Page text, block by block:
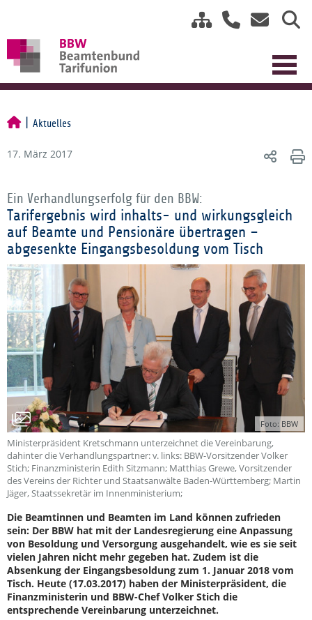
Aktuelles
17. März 2017
Ein Verhandlungserfolg für den BBW:
Tarifergebnis wird inhalts- und wirkungsgleich
auf Beamte und Pensionäre übertragen –
abgesenkte Eingangsbesoldung vom Tisch
Foto: BBW
Ministerpräsident Kretschmann unterzeichnet die Vereinbarung,
dahinter die Verhandlungspartner: v. links: BBW-Vorsitzender Volker
Stich; Finanzministerin Edith Sitzmann; Matthias Grewe, Vorsitzender
des Vereins der Richter und Staatsanwälte Baden-Württemberg; Martin
Jäger, Staatssekretär im Innenministerium;
Die Beamtinnen und Beamten im Land können zufrieden
sein: Der BBW hat mit der Landesregierung eine Anpassung
von Besoldung und Versorgung ausgehandelt, wie es sie seit
vielen Jahren nicht mehr gegeben hat. Zudem ist die
Absenkung der Eingangsbesoldung zum 1. Januar 2018 vom
Tisch. Heute (17.03.2017) haben der Ministerpräsident, die
Finanzministerin und BBW-Chef Volker Stich die
entsprechende Vereinbarung unterzeichnet.